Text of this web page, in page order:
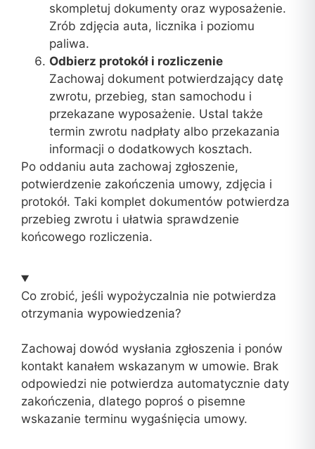
skompletuj dokumenty oraz wyposażenie.
Zrób zdjęcia auta, licznika i poziomu
paliwa.
Odbierz protokół i rozliczenie
Zachowaj dokument potwierdzający datę
zwrotu, przebieg, stan samochodu i
przekazane wyposażenie. Ustal także
termin zwrotu nadpłaty albo przekazania
informacji o dodatkowych kosztach.
Po oddaniu auta zachowaj zgłoszenie,
potwierdzenie zakończenia umowy, zdjęcia i
protokół. Taki komplet dokumentów potwierdza
przebieg zwrotu i ułatwia sprawdzenie
końcowego rozliczenia.
Co zrobić, jeśli wypożyczalnia nie potwierdza
otrzymania wypowiedzenia?
Zachowaj dowód wysłania zgłoszenia i ponów
kontakt kanałem wskazanym w umowie. Brak
odpowiedzi nie potwierdza automatycznie daty
zakończenia, dlatego poproś o pisemne
wskazanie terminu wygaśnięcia umowy.